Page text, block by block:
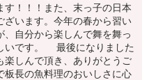
す！！！また、末っ子の日本
ざいます。今年の春から習い
自分から楽しんで舞を舞っ
いです。 最後になりました
楽しんで頂き、ありがとうご
板長の魚料理のおいしさに心